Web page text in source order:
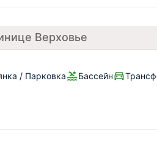
Верховье
/ Парковка Бассейн